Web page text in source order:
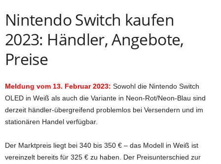
Nintendo Switch kaufen
2023: Händler, Angebote,
Preise
Meldung vom 13. Februar 2023: Sowohl die Nintendo Switch
OLED in Weiß als auch die Variante in Neon-Rot/Neon-Blau sind
derzeit händler-übergreifend problemlos bei Versendern und im
stationären Handel verfügbar.
Der Marktpreis liegt bei 340 bis 350 € – das Modell in Weiß ist
vereinzelt bereits für 325 € zu haben. Der Preisunterschied zur